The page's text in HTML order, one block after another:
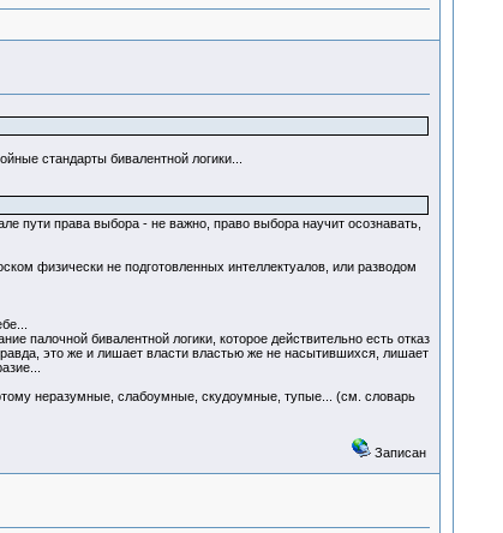
стандарты бивалентной логики...
пути права выбора - не важно, право выбора научит осознавать,
физически не подготовленных интеллектуалов, или разводом
палочной бивалентной логики, которое действительно есть отказ
это же и лишает власти властью же не насытившихся, лишает
неразумные, слабоумные, скудоумные, тупые... (см. словарь
Записан